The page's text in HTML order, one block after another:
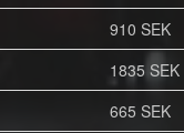
910 SEK
1835 SEK
665 SEK